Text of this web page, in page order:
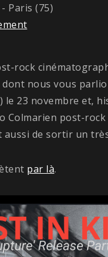
Paris (75)
rock
dont nous vous
le 23 novembre et,
Colmarien post-
aussi de sortir un
par là.